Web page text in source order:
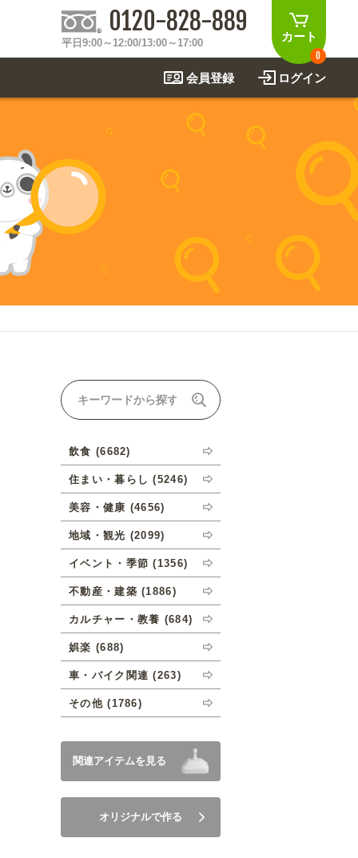
カート
0
0120-828-889
平日9:00～12:00/13:00～17:00
ログイン
会員登録
関連アイテムを見る
ルオーダーについて
作事例
飲食 (6682)
住まい・暮らし (5246)
美容・健康 (4656)
地域・観光 (2099)
イベント・季節 (1356)
不動産・建築 (1886)
カルチャー・教養 (684)
娯楽 (688)
車・バイク関連 (263)
その他 (1786)
関連アイテムを見る
オリジナルで作る